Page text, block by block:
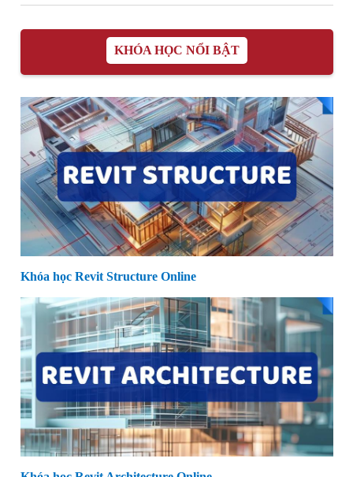
KHÓA HỌC NỔI BẬT
Khóa học Revit Structure Online